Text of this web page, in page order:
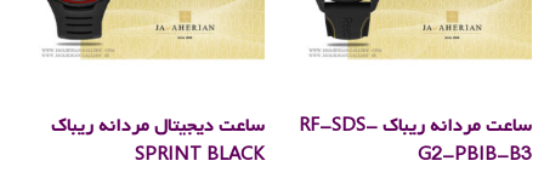
ساعت مردانه ریباک RF-SDS-
G2-PBIB-B3
ساعت دیجیتال مردانه ریباک
SPRINT BLACK